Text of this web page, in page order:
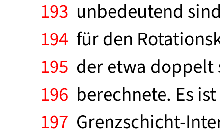
193 unbedeutend
194 für den
195 der etwa doppelt
196 berechnete. Es
197 Grenzschicht-